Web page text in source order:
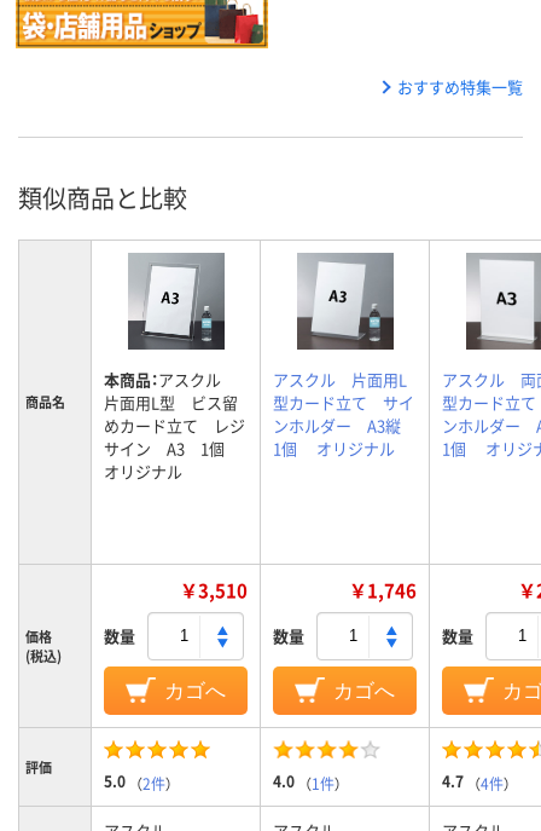
おすすめ特集一覧
類似商品と比較
商品名
本商品：アスクル
片面用L型 ビス留
めカード立て レジ
サイン A3 1個
オリジナル
アスクル 片面用L
型カード立て サイ
ンホルダー A3縦
1個 オリジナル
アスクル 両
型カード立
ンホルダ
1個 オリジ
価格
(税込)
￥3,510
数量
カゴへ
￥1,746
数量
カゴへ
数量
カ
評価
5.0 （2件） 4.0 （1件） 4.7 （4件）